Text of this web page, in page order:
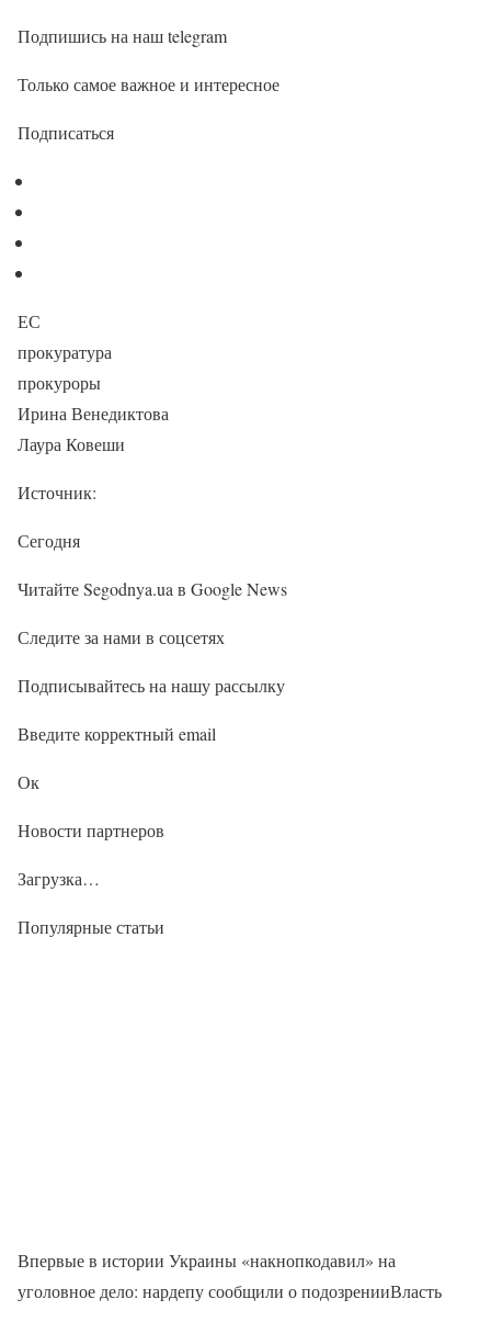
Подпишись на наш telegram
Только самое важное и интересное
Подписаться
ЕС
прокуратура
прокуроры
Ирина Венедиктова
Лаура Ковеши
Источник:
Сегодня
Читайте Segodnya.ua в Google News
Следите за нами в соцсетях
Подписывайтесь на нашу рассылку
Введите корректный email
Ок
Новости партнеров
Загрузка…
Популярные статьи
Впервые в истории Украины «накнопкодавил» на
уголовное дело: нардепу сообщили о подозренииВласть